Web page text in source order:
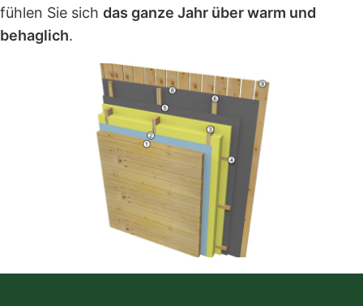
fühlen Sie sich das ganze Jahr über warm und
behaglich.